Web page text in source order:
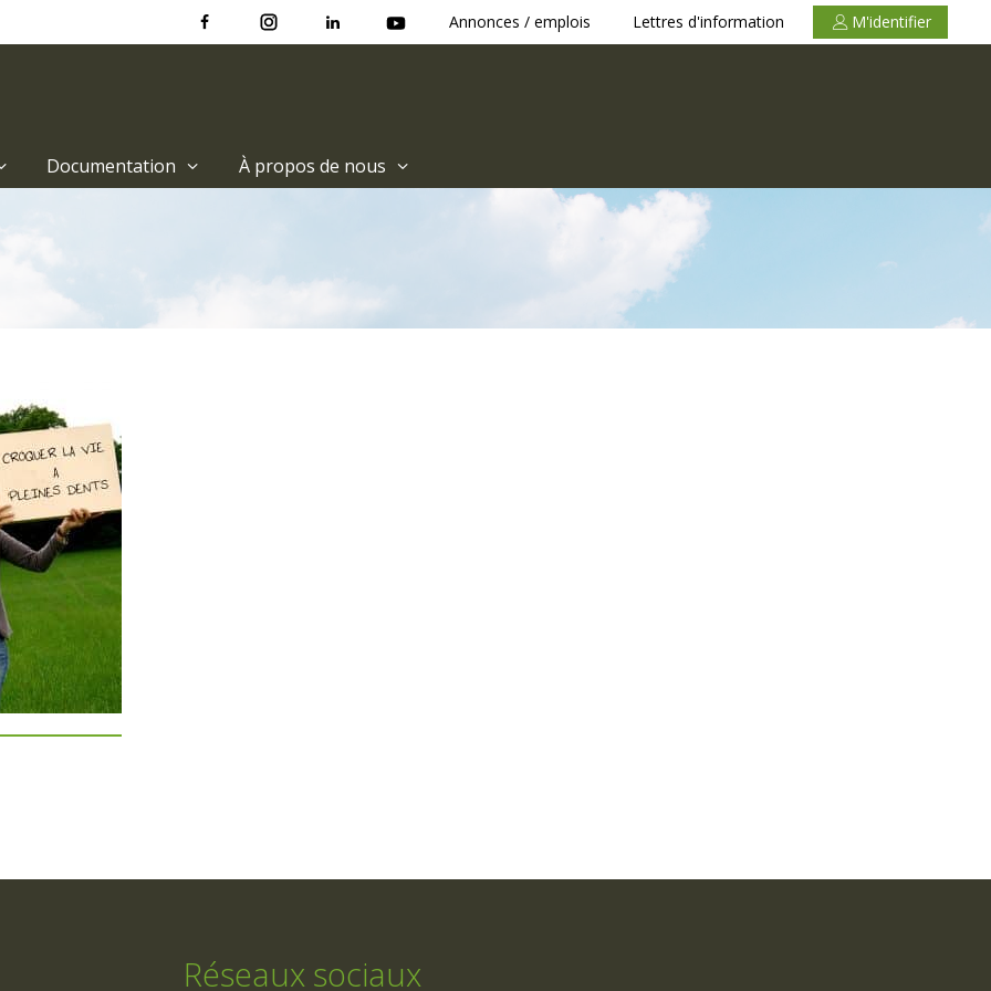
Annonces / emplois Lettres d'information M'identifier
Documentation À propos de nous
Réseaux sociaux